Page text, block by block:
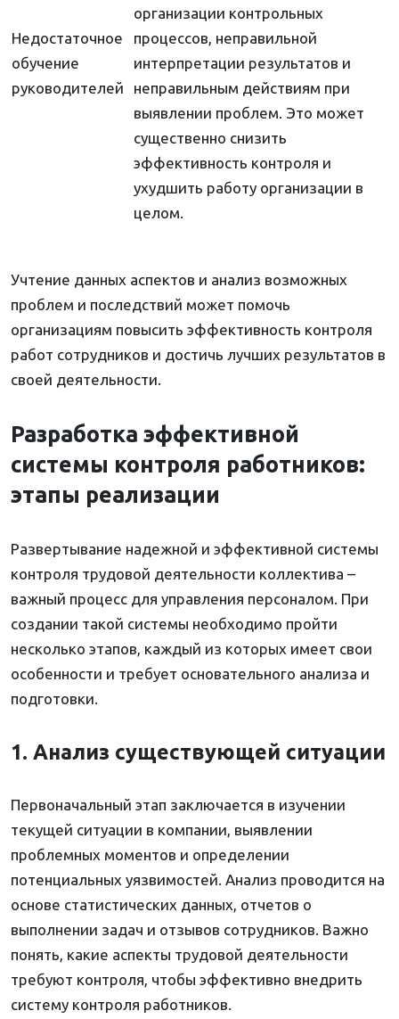
Недостаточное
обучение
руководителей
организации контрольных
процессов, неправильной
интерпретации результатов и
неправильным действиям при
выявлении проблем. Это может
существенно снизить
эффективность контроля и
ухудшить работу организации в
целом.
Учтение данных аспектов и анализ возможных
проблем и последствий может помочь
организациям повысить эффективность контроля
работ сотрудников и достичь лучших результатов в
своей деятельности.
Разработка эффективной
системы контроля работников:
этапы реализации
Развертывание надежной и эффективной системы
контроля трудовой деятельности коллектива –
важный процесс для управления персоналом. При
создании такой системы необходимо пройти
несколько этапов, каждый из которых имеет свои
особенности и требует основательного анализа и
подготовки.
1. Анализ существующей ситуации
Первоначальный этап заключается в изучении
текущей ситуации в компании, выявлении
проблемных моментов и определении
потенциальных уязвимостей. Анализ проводится на
основе статистических данных, отчетов о
выполнении задач и отзывов сотрудников. Важно
понять, какие аспекты трудовой деятельности
требуют контроля, чтобы эффективно внедрить
систему контроля работников.